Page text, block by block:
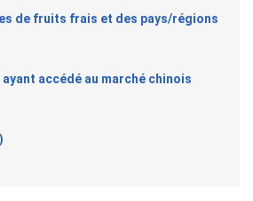
de fruits frais et des pays/régions
accédé au marché chinois